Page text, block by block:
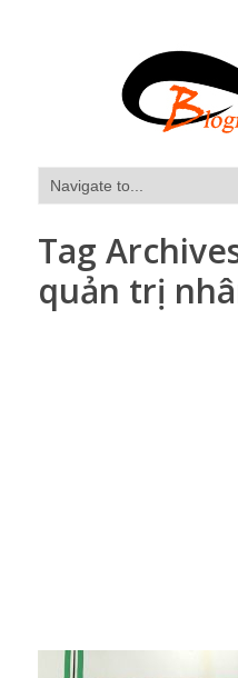
Tag
quản trị